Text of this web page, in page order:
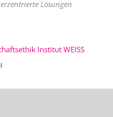
Lösungen
Institut WEISS